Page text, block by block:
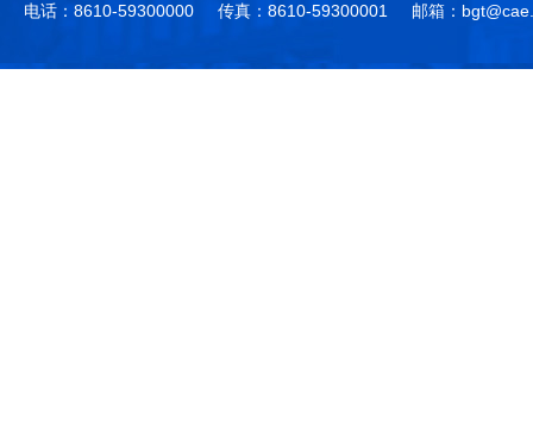
电话：8610-59300000
传真：8610-59300001 邮箱：